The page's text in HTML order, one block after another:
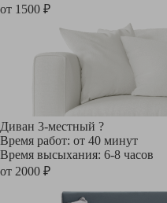
от 1500 ₽
Диван 3-местный ?
Время работ: от 40 минут
Время высыхания: 6-8 часов
от 2000 ₽